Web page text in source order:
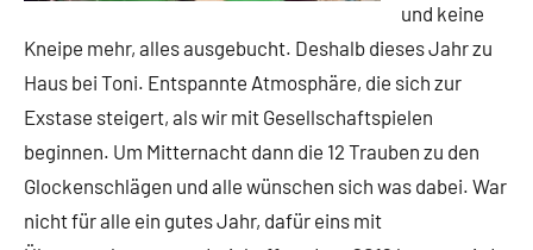
und keine
Kneipe mehr, alles ausgebucht. Deshalb dieses Jahr zu
Haus bei Toni. Entspannte Atmosphäre, die sich zur
Exstase steigert, als wir mit Gesellschaftspielen
beginnen. Um Mitternacht dann die 12 Trauben zu den
Glockenschlägen und alle wünschen sich was dabei. War
nicht für alle ein gutes Jahr, dafür eins mit